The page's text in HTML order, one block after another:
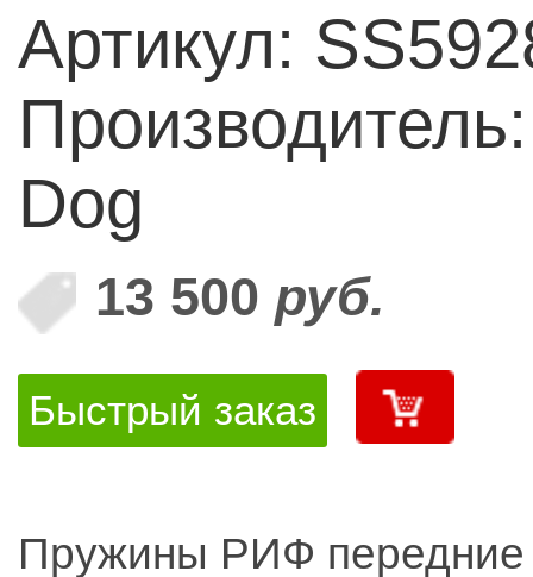
Артикул:
Dog
13 500 руб.
Быстрый заказ
Пружины РИФ передние